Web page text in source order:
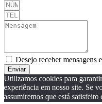
Desejo receber mensagens
Enviar
Utilizamos cookies para
experiência em nosso site. Se
assumiremos que está satisfeito